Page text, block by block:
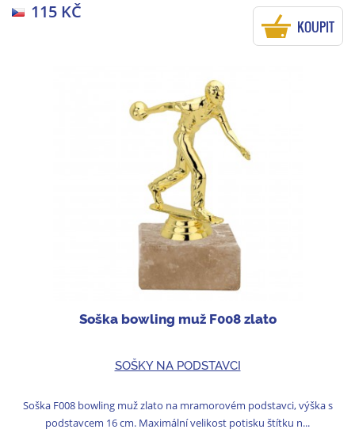
115 KČ
KOUPIT
Soška bowling muž F008 zlato
SOŠKY NA PODSTAVCI
Soška F008 bowling muž zlato na mramorovém podstavci, výška s
podstavcem 16 cm. Maximální velikost potisku štítku n...